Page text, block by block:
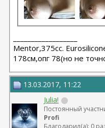
Мentor,375cc.
178см,опг 78(но не
13.03.2017, 11:22
Julia!
Постоянный
Profi
Благодарил(а): 0